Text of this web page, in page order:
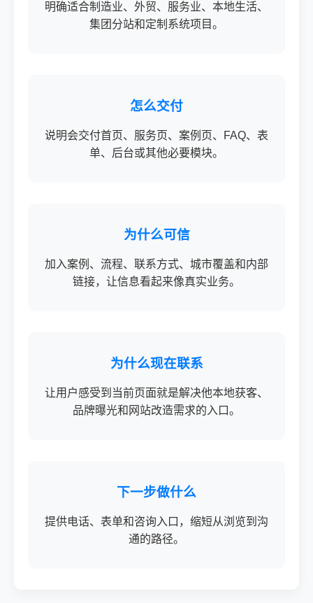
明确适合制造业、外贸、服务业、本地生活、
集团分站和定制系统项目。
怎么交付
说明会交付首页、服务页、案例页、FAQ、表
单、后台或其他必要模块。
为什么可信
加入案例、流程、联系方式、城市覆盖和内部
链接，让信息看起来像真实业务。
为什么现在联系
让用户感受到当前页面就是解决他本地获客、
品牌曝光和网站改造需求的入口。
下一步做什么
提供电话、表单和咨询入口，缩短从浏览到沟
通的路径。